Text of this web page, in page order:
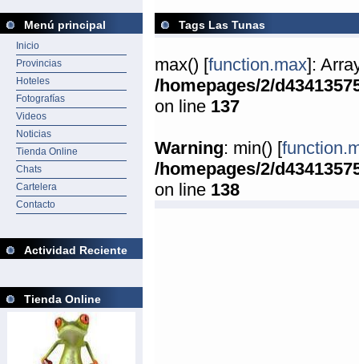
Menú principal
Inicio
Provincias
Hoteles
Fotografías
Videos
Noticias
Tienda Online
Chats
Cartelera
Contacto
Actividad Reciente
Tienda Online
Tags Las Tunas
max() [function.max]:
/homepages/2/
on line 137
Warning: min() [
/homepages/2/
on line 138